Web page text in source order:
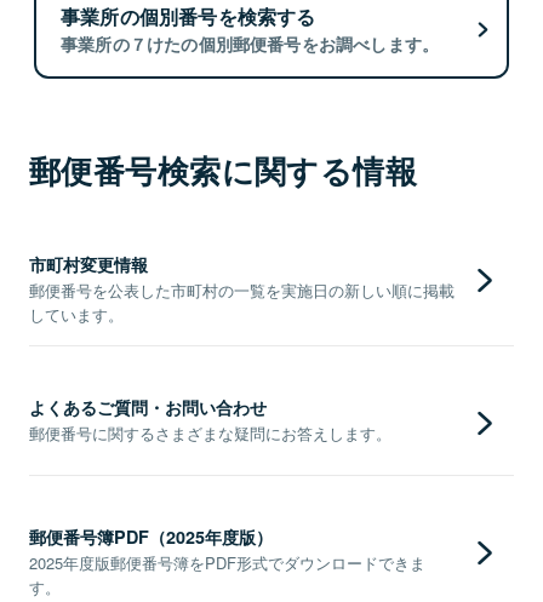
事業所の個別番号を検索する
事業所の７けたの個別郵便番号をお調べします。
郵便番号検索に関する情報
市町村変更情報
郵便番号を公表した市町村の一覧を実施日の新しい順に掲載
しています。
よくあるご質問・お問い合わせ
郵便番号に関するさまざまな疑問にお答えします。
郵便番号簿PDF（2025年度版）
2025年度版郵便番号簿をPDF形式でダウンロードできま
す。